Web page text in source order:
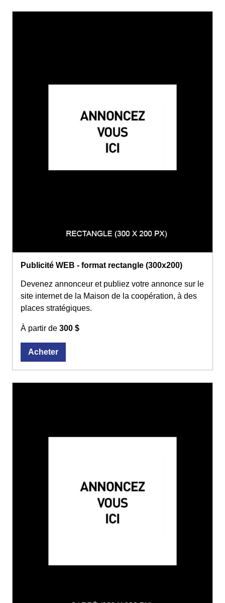
Publicité WEB - format rectangle (300x200)
Devenez annonceur et publiez votre annonce sur le
site internet de la Maison de la coopération, à des
places stratégiques.
À partir de 300 $
Acheter